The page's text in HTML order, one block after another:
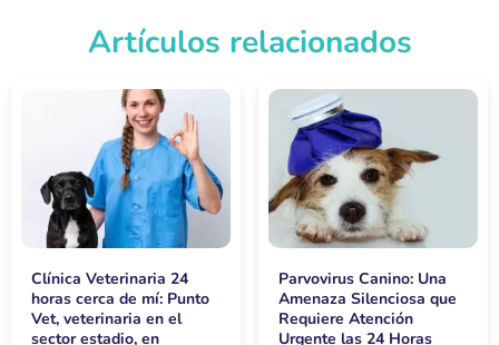
Artículos relacionados
Clínica Veterinaria 24
horas cerca de mí: Punto
Vet, veterinaria en el
sector estadio, en
Parvovirus Canino: Una
Amenaza Silenciosa que
Requiere Atención
Urgente las 24 Horas